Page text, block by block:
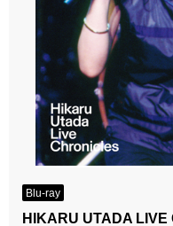
Blu-ray
HIKARU UTADA